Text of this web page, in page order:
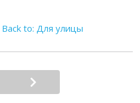
Back to: Для улицы